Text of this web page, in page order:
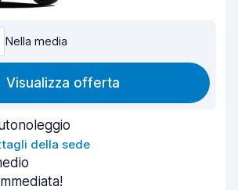
Nella media
Visualizza offerta
della sede